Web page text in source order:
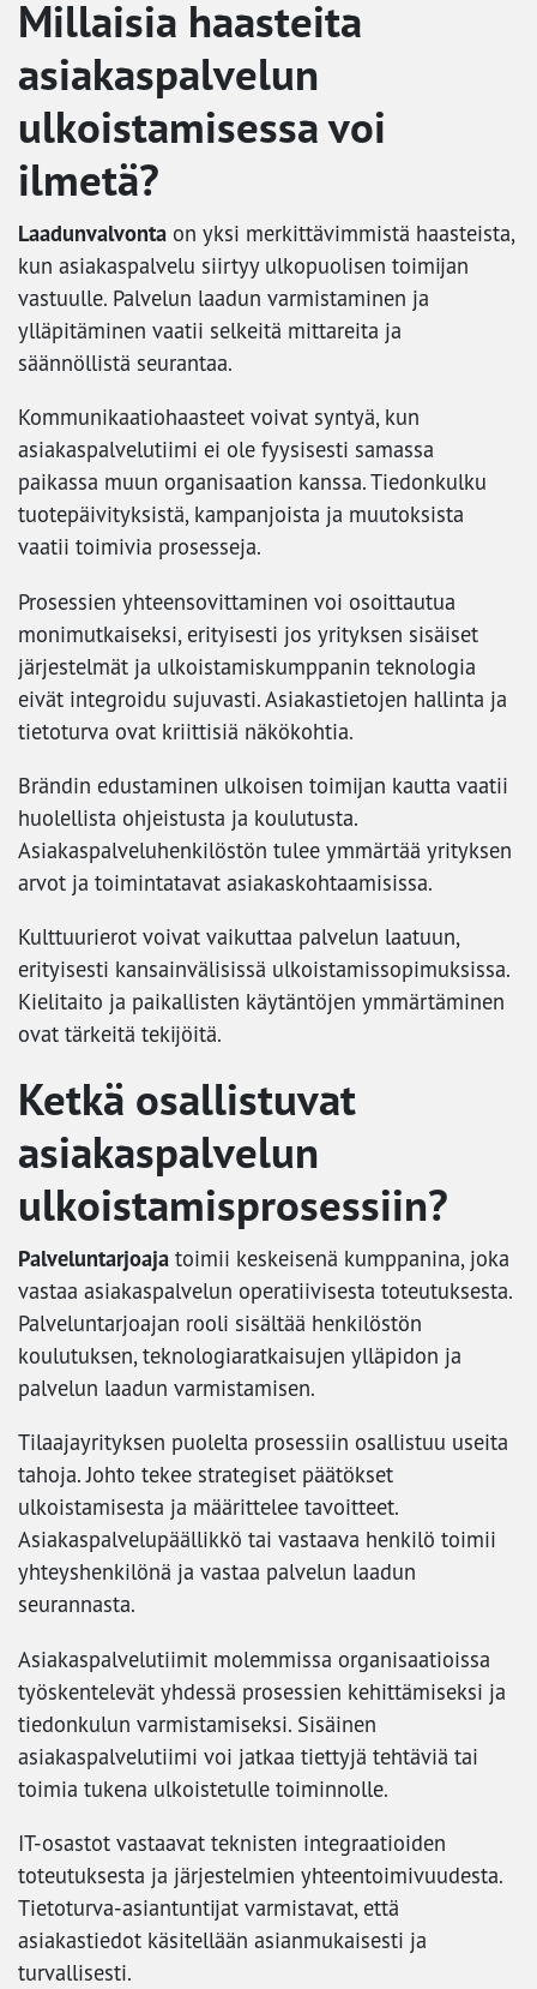
Millaisia haasteita
asiakaspalvelun
ulkoistamisessa voi
ilmetä?
Laadunvalvonta on yksi merkittävimmistä haasteista,
kun asiakaspalvelu siirtyy ulkopuolisen toimijan
vastuulle. Palvelun laadun varmistaminen ja
ylläpitäminen vaatii selkeitä mittareita ja
säännöllistä seurantaa.
Kommunikaatiohaasteet voivat syntyä, kun
asiakaspalvelutiimi ei ole fyysisesti samassa
paikassa muun organisaation kanssa. Tiedonkulku
tuotepäivityksistä, kampanjoista ja muutoksista
vaatii toimivia prosesseja.
Prosessien yhteensovittaminen voi osoittautua
monimutkaiseksi, erityisesti jos yrityksen sisäiset
järjestelmät ja ulkoistamiskumppanin teknologia
eivät integroidu sujuvasti. Asiakastietojen hallinta ja
tietoturva ovat kriittisiä näkökohtia.
Brändin edustaminen ulkoisen toimijan kautta vaatii
huolellista ohjeistusta ja koulutusta.
Asiakaspalveluhenkilöstön tulee ymmärtää yrityksen
arvot ja toimintatavat asiakaskohtaamisissa.
Kulttuurierot voivat vaikuttaa palvelun laatuun,
erityisesti kansainvälisissä ulkoistamissopimuksissa.
Kielitaito ja paikallisten käytäntöjen ymmärtäminen
ovat tärkeitä tekijöitä.
Ketkä osallistuvat
asiakaspalvelun
ulkoistamisprosessiin?
Palveluntarjoaja toimii keskeisenä kumppanina, joka
vastaa asiakaspalvelun operatiivisesta toteutuksesta.
Palveluntarjoajan rooli sisältää henkilöstön
koulutuksen, teknologiaratkaisujen ylläpidon ja
palvelun laadun varmistamisen.
Tilaajayrityksen puolelta prosessiin osallistuu useita
tahoja. Johto tekee strategiset päätökset
ulkoistamisesta ja määrittelee tavoitteet.
Asiakaspalvelupäällikkö tai vastaava henkilö toimii
yhteyshenkilönä ja vastaa palvelun laadun
seurannasta.
Asiakaspalvelutiimit molemmissa organisaatioissa
työskentelevät yhdessä prosessien kehittämiseksi ja
tiedonkulun varmistamiseksi. Sisäinen
asiakaspalvelutiimi voi jatkaa tiettyjä tehtäviä tai
toimia tukena ulkoistetulle toiminnolle.
IT-osastot vastaavat teknisten integraatioiden
toteutuksesta ja järjestelmien yhteentoimivuudesta.
Tietoturva-asiantuntijat varmistavat, että
asiakastiedot käsitellään asianmukaisesti ja
turvallisesti.